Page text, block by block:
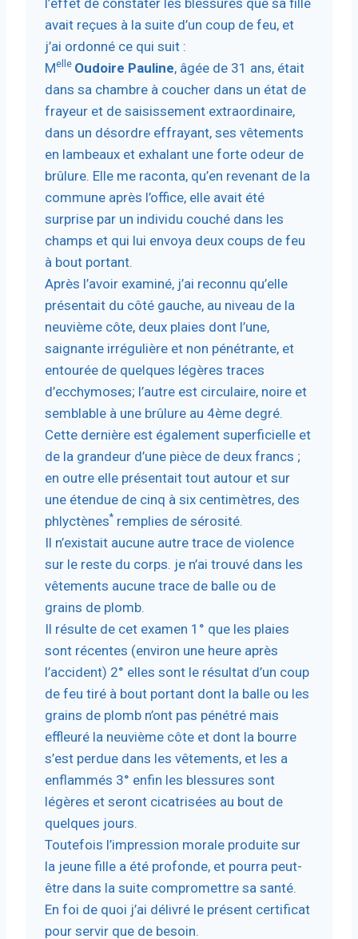
avait reçues à la suite d’un coup de feu, et
j’ai ordonné ce qui suit :
Melle Oudoire Pauline, âgée de 31 ans, était
dans sa chambre à coucher dans un état de
frayeur et de saisissement extraordinaire,
dans un désordre effrayant, ses vêtements
en lambeaux et exhalant une forte odeur de
brûlure. Elle me raconta, qu’en revenant de la
commune après l’office, elle avait été
surprise par un individu couché dans les
champs et qui lui envoya deux coups de feu
à bout portant.
Après l’avoir examiné, j’ai reconnu qu’elle
présentait du côté gauche, au niveau de la
neuvième côte, deux plaies dont l’une,
saignante irrégulière et non pénétrante, et
entourée de quelques légères traces
d’ecchymoses; l’autre est circulaire, noire et
semblable à une brûlure au 4ème degré.
Cette dernière est également superficielle et
de la grandeur d’une pièce de deux francs ;
en outre elle présentait tout autour et sur
une étendue de cinq à six centimètres, des
phlyctènes* remplies de sérosité.
Il n’existait aucune autre trace de violence
sur le reste du corps. je n’ai trouvé dans les
vêtements aucune trace de balle ou de
grains de plomb.
Il résulte de cet examen 1° que les plaies
sont récentes (environ une heure après
l’accident) 2° elles sont le résultat d’un coup
de feu tiré à bout portant dont la balle ou les
grains de plomb n’ont pas pénétré mais
effleuré la neuvième côte et dont la bourre
s’est perdue dans les vêtements, et les a
enflammés 3° enfin les blessures sont
légères et seront cicatrisées au bout de
quelques jours.
Toutefois l’impression morale produite sur
la jeune fille a été profonde, et pourra peut-
être dans la suite compromettre sa santé.
En foi de quoi j’ai délivré le présent certificat
pour servir que de besoin.